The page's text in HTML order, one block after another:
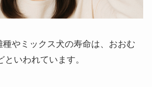
種やミックス犬の寿命は、おおむ
いわれています。